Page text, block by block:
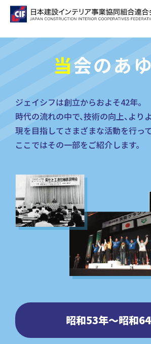
当会のあ
ジェイシフは創立からおよそ42年。
時代の流れの中で、技術の向上、より
現を目指してさまざまな活動を行っ
ここではその一部をご紹介します。
昭和53年〜昭和